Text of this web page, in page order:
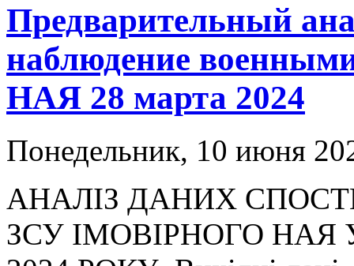
Предварительный
наблюдение
НАЯ 28 марта 2024
Понедельник, 10 июня
АНАЛІЗ ДАНИХ
ЗСУ ІМОВІРНОГО НАЯ